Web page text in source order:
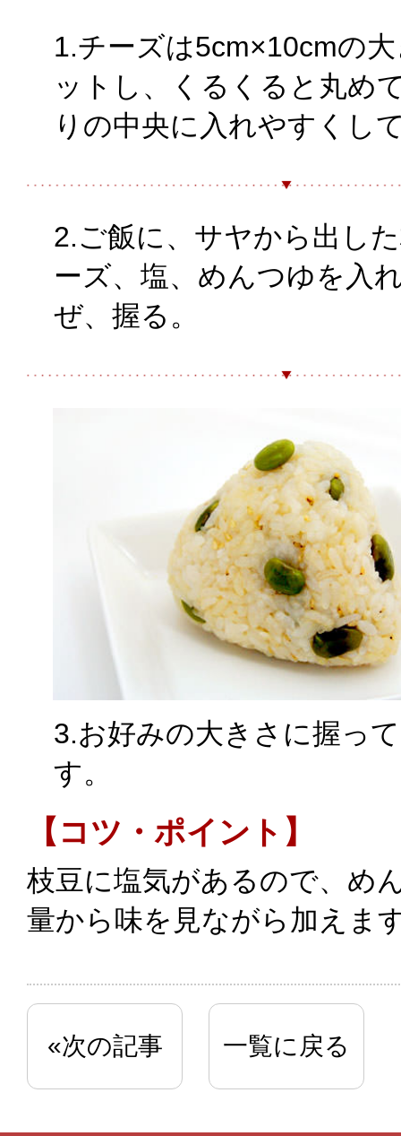
1.チーズは5cm×10cmの
ットし、くるくると丸め
りの中央に入れやすくし
2.ご飯に、サヤから出し
ーズ、塩、めんつゆを入
ぜ、握る。
3.お好みの大きさに握っ
す。
【コツ・ポイント】
枝豆に塩気があるので、め
量から味を見ながら加えま
«次の記事 一覧に戻る